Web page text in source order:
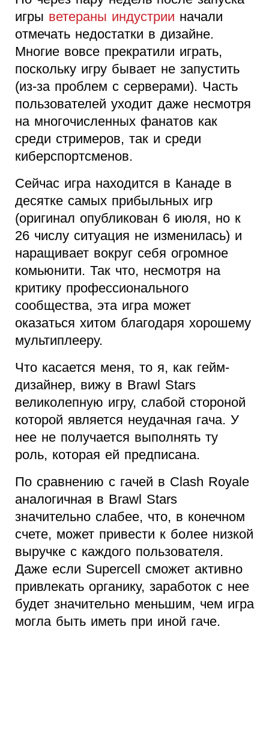
игры ветераны индустрии начали
отмечать недостатки в дизайне.
Многие вовсе прекратили играть,
поскольку игру бывает не запустить
(из-за проблем с серверами). Часть
пользователей уходит даже несмотря
на многочисленных фанатов как
среди стримеров, так и среди
киберспортсменов.
Сейчас игра находится в Канаде в
десятке самых прибыльных игр
(оригинал опубликован 6 июля, но к
26 числу ситуация не изменилась) и
наращивает вокруг себя огромное
комьюнити. Так что, несмотря на
критику профессионального
сообщества, эта игра может
оказаться хитом благодаря хорошему
мультиплееру.
Что касается меня, то я, как гейм-
дизайнер, вижу в Brawl Stars
великолепную игру, слабой стороной
которой является неудачная гача. У
нее не получается выполнять ту
роль, которая ей предписана.
По сравнению с гачей в Clash Royale
аналогичная в Brawl Stars
значительно слабее, что, в конечном
счете, может привести к более низкой
выручке с каждого пользователя.
Даже если Supercell сможет активно
привлекать органику, заработок с нее
будет значительно меньшим, чем игра
могла быть иметь при иной гаче.